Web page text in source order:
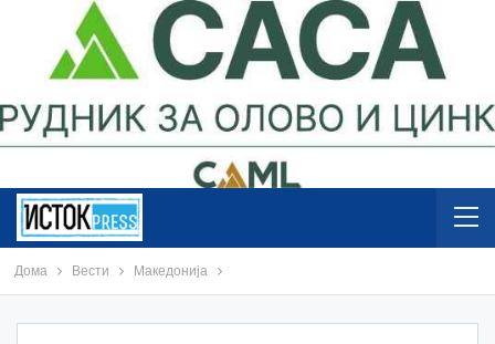
Дома Вести Македонија